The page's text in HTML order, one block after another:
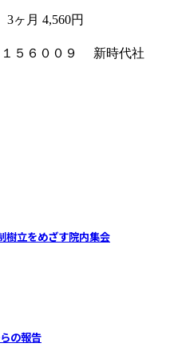
3ヶ月 4,560円
５６００９ 新時代社
樹立をめざす院内集会
の報告